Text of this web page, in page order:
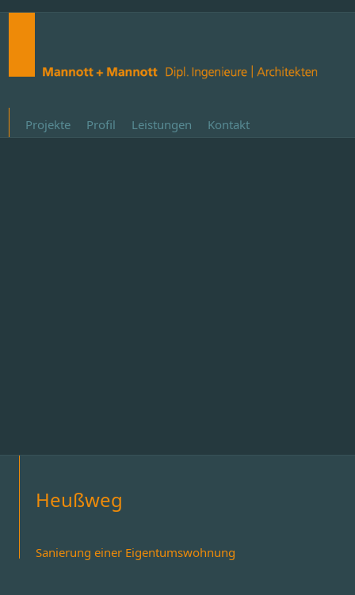
Projekte Profil Leistungen Kontakt
Heußweg
Sanierung einer Eigentumswohnung